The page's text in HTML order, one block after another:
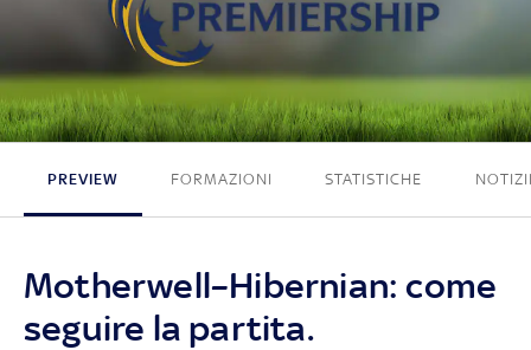
2 - 0
PREVIEW FORMAZIONI STATISTICHE
Motherwell–Hibernian: come
seguire la partita.